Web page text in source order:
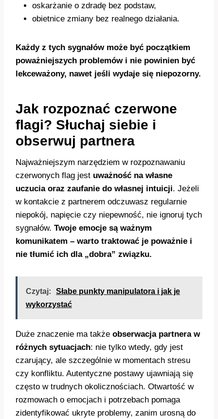
oskarżanie o zdradę bez podstaw,
obietnice zmiany bez realnego działania.
Każdy z tych sygnałów może być początkiem
poważniejszych problemów i nie powinien być
lekceważony, nawet jeśli wydaje się niepozorny.
Jak rozpoznać czerwone
flagi? Słuchaj siebie i
obserwuj partnera
Najważniejszym narzędziem w rozpoznawaniu
czerwonych flag jest uważność na własne
uczucia oraz zaufanie do własnej intuicji. Jeżeli
w kontakcie z partnerem odczuwasz regularnie
niepokój, napięcie czy niepewność, nie ignoruj tych
sygnałów. Twoje emocje są ważnym
komunikatem – warto traktować je poważnie i
nie tłumić ich dla „dobra” związku.
Czytaj:
Słabe punkty manipulatora i jak je
wykorzystać
Duże znaczenie ma także obserwacja partnera w
różnych sytuacjach: nie tylko wtedy, gdy jest
czarujący, ale szczególnie w momentach stresu
czy konfliktu. Autentyczne postawy ujawniają się
często w trudnych okolicznościach. Otwartość w
rozmowach o emocjach i potrzebach pomaga
zidentyfikować ukryte problemy, zanim urosną do